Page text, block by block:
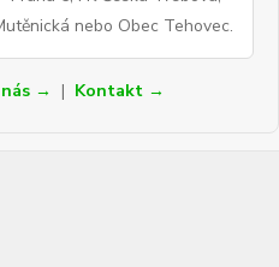
nebo Obec Tehovec.
→ | Kontakt →